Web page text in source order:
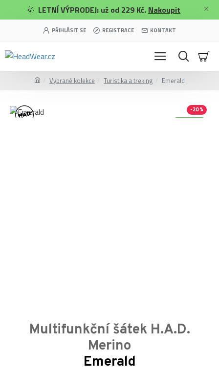
🌞 LETNÍ VÝPRODEJ: už od 229 Kč. Nakoupit
PŘIHLÁSIT SE REGISTRACE KONTAKT
Vybrané kolekce Turistika a treking Emerald
-20 %
Multifunkční šátek H.A.D.
Merino
Emerald